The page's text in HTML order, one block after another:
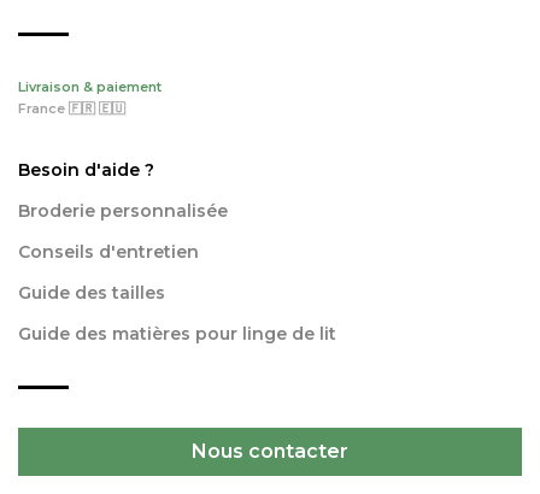
Livraison & paiement
France 🇫🇷 🇪🇺
Besoin d'aide ?
Broderie personnalisée
Conseils d'entretien
Guide des tailles
Guide des matières pour linge de lit
Nous contacter